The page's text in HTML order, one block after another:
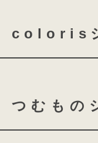
和紙のあた
日本人が
basie
coloris
coloris
つむもの